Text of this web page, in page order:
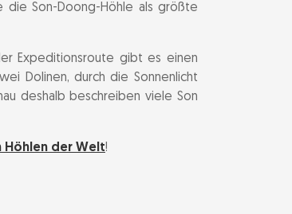
die Son-Doong-Höhle als größte
Expeditionsroute gibt es einen
Dolinen, durch die Sonnenlicht
deshalb beschreiben viele Son
der Welt!